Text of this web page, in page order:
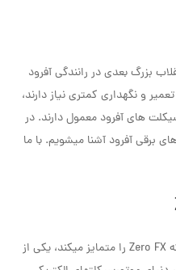
بزرگ بعدی در رانندگی آفرود
تعمیر و نگهداری کمتری نیاز دارند،
های آفرود معمول دارند. در
برقی آفرود آشنا می­شویم. با ما
چندین ویژگی منحصر به فرد وجود دارد که Zero FX را متمایز می­کند، یکی از